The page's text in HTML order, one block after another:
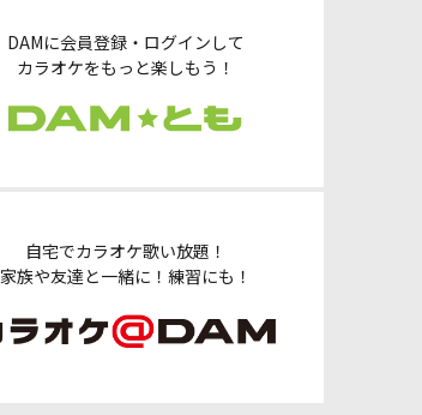
DAMに会員登録・ログインして
カラオケをもっと楽しもう！
自宅でカラオケ歌い放題！
家族や友達と一緒に！練習にも！